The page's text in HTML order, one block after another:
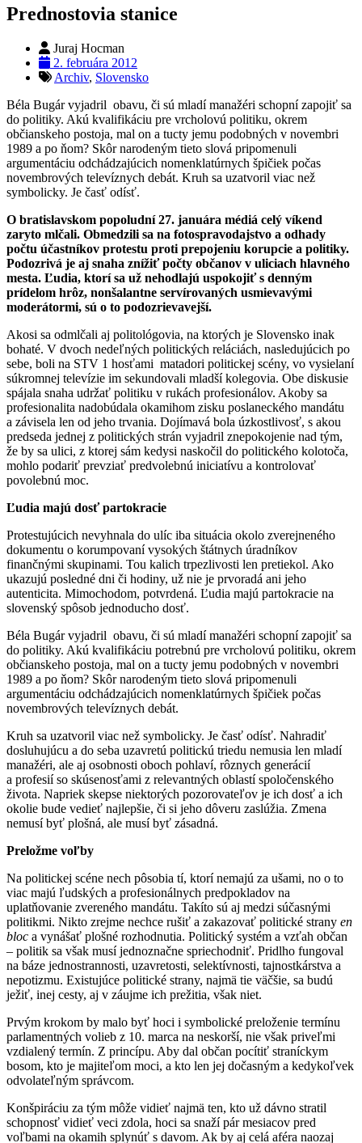
Prednostovia stanice
Juraj Hocman
2. februára 2012
Archiv, Slovensko
Béla Bugár vyjadril obavu, či sú mladí manažéri schopní zapojiť sa
do politiky. Akú kvalifikáciu pre vrcholovú politiku, okrem
občianskeho postoja, mal on a tucty jemu podobných v novembri
1989 a po ňom? Skôr narodeným tieto slová pripomenuli
argumentáciu odchádzajúcich nomenklatúrnych špičiek počas
novembrových televíznych debát. Kruh sa uzatvoril viac než
symbolicky. Je časť odísť.
O bratislavskom popoludní 27. januára médiá celý víkend
zaryto mlčali. Obmedzili sa na fotospravodajstvo a odhady
počtu účastníkov protestu proti prepojeniu korupcie a politiky.
Podozrivá je aj snaha znížiť počty občanov v uliciach hlavného
mesta. Ľudia, ktorí sa už nehodlajú uspokojiť s denným
prídelom hrôz, nonšalantne servírovaných usmievavými
moderátormi, sú o to podozrievavejší.
Akosi sa odmlčali aj politológovia, na ktorých je Slovensko inak
bohaté. V dvoch nedeľných politických reláciách, nasledujúcich po
sebe, boli na STV 1 hosťami matadori politickej scény, vo vysielaní
súkromnej televízie im sekundovali mladší kolegovia. Obe diskusie
spájala snaha udržať politiku v rukách profesionálov. Akoby sa
profesionalita nadobúdala okamihom zisku poslaneckého mandátu
a závisela len od jeho trvania. Dojímavá bola úzkostlivosť, s akou
predseda jednej z politických strán vyjadril znepokojenie nad tým,
že by sa ulici, z ktorej sám kedysi naskočil do politického kolotoča,
mohlo podariť prevziať predvolebnú iniciatívu a kontrolovať
povolebnú moc.
Ľudia majú dosť partokracie
Protestujúcich nevyhnala do ulíc iba situácia okolo zverejneného
dokumentu o korumpovaní vysokých štátnych úradníkov
finančnými skupinami. Tou kalich trpezlivosti len pretiekol. Ako
ukazujú posledné dni či hodiny, už nie je prvoradá ani jeho
autenticita. Mimochodom, potvrdená. Ľudia majú partokracie na
slovenský spôsob jednoducho dosť.
Béla Bugár vyjadril obavu, či sú mladí manažéri schopní zapojiť sa
do politiky. Akú kvalifikáciu potrebnú pre vrcholovú politiku, okrem
občianskeho postoja, mal on a tucty jemu podobných v novembri
1989 a po ňom? Skôr narodeným tieto slová pripomenuli
argumentáciu odchádzajúcich nomenklatúrnych špičiek počas
novembrových televíznych debát.
Kruh sa uzatvoril viac než symbolicky. Je časť odísť. Nahradiť
dosluhujúcu a do seba uzavretú politickú triedu nemusia len mladí
manažéri, ale aj osobnosti oboch pohlaví, rôznych generácií
a profesií so skúsenosťami z relevantných oblastí spoločenského
života. Napriek skepse niektorých pozorovateľov je ich dosť a ich
okolie bude vedieť najlepšie, či si jeho dôveru zaslúžia. Zmena
nemusí byť plošná, ale musí byť zásadná.
Preložme voľby
Na politickej scéne nech pôsobia tí, ktorí nemajú za ušami, no o to
viac majú ľudských a profesionálnych predpokladov na
uplatňovanie zvereného mandátu. Takíto sú aj medzi súčasnými
politikmi. Nikto zrejme nechce rušiť a zakazovať politické strany en
bloc a vynášať plošné rozhodnutia. Politický systém a vzťah občan
– politik sa však musí jednoznačne spriechodniť. Pridlho fungoval
na báze jednostrannosti, uzavretosti, selektívnosti, tajnostkárstva a
nepotizmu. Existujúce politické strany, najmä tie väčšie, sa budú
ježiť, inej cesty, aj v záujme ich prežitia, však niet.
Prvým krokom by malo byť hoci i symbolické preloženie termínu
parlamentných volieb z 10. marca na neskorší, nie však priveľmi
vzdialený termín. Z princípu. Aby dal občan pocítiť straníckym
bosom, kto je majiteľom moci, a kto len jej dočasným a kedykoľvek
odvolateľným správcom.
Konšpiráciu za tým môže vidieť najmä ten, kto už dávno stratil
schopnosť vidieť veci zdola, hoci sa snaží pár mesiacov pred
voľbami na okamih splynúť s davom. Ak by aj celá aféra naozaj